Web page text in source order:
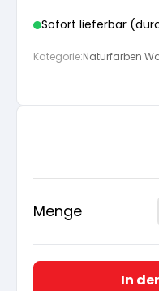
Sofort lieferbar
Kategorie:Naturfarben
Menge
In